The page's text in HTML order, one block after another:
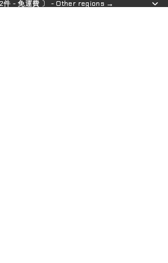
件 - 免運費 〕 - Other regions →
件 - 免運費 〕 - Other regions →